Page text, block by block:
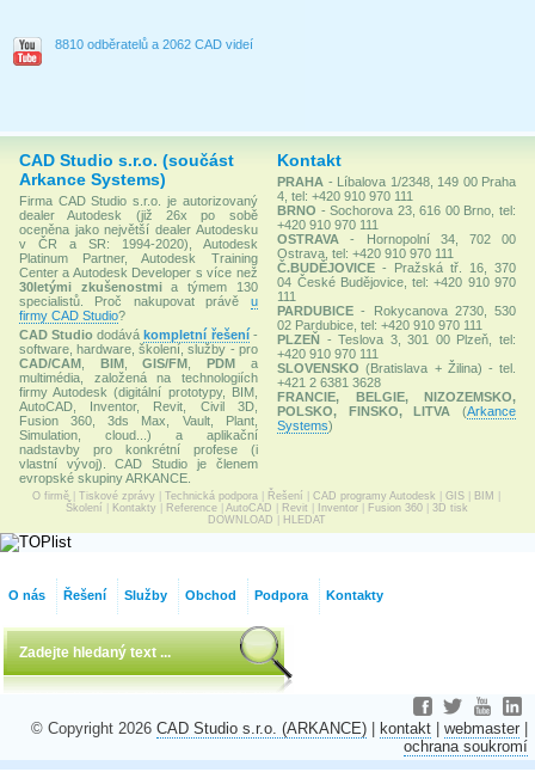
8810 odběratelů a 2062 CAD videí
CAD Studio s.r.o. (součást
Arkance Systems)
Firma CAD Studio s.r.o. je autorizovaný
dealer Autodesk (již 26x po sobě
oceněna jako největší dealer Autodesku
v ČR a SR: 1994-2020), Autodesk
Platinum Partner, Autodesk Training
Center a Autodesk Developer s více než
30letými zkušenostmia týmem 130
specialistů. Proč nakupovat právě u
firmy CAD Studio?
CAD Studio dodávákompletní řešení-
software, hardware, školení, služby - pro
CAD/CAM
BIM,GIS/FM ,PDM a
multimédia, založená na technologiích
firmy Autodesk (digitální prototypy, BIM,
AutoCAD, Inventor, Revit, Civil 3D,
Fusion 360, 3ds Max, Vault, Plant,
Simulation, cloud...) a aplikační
nadstavby pro konkrétní profese (i
vlastní vývoj). CAD Studio je členem
evropské skupiny ARKANCE.
Kontakt
PRAHA - Líbalova 1/2348, 149 00 Praha
4, tel: +420 910 970 111
BRNO - Sochorova 23, 616 00 Brno, tel:
+420 910 970 111
OSTRAVA
- Hornopolní 34, 702 00
Ostrava, tel: +420 910 970 111
Č.BUDĚJOVICE - Pražská tř. 16, 370
04 České Budějovice, tel: +420 910 970
111
PARDUBICE - Rokycanova 2730, 530
02 Pardubice, tel: +420 910 970 111
PLZEŇ - Teslova 3, 301 00 Plzeň, tel:
+420 910 970 111
SLOVENSKO (Bratislava + Žilina) - tel.
+421 2 6381 3628
FRANCIE, BELGIE, NIZOZEMSKO,
POLSKO, FINSKO, LITVA
(Arkance
Systems)
O firmě Tiskové zprávy Technická podpora Řešení CAD programy Autodesk GIS BIM
Školení
Kontakty Reference| AutoCAD Revit Inventor| Fusion 360| 3D tisk
DOWNLOAD
HLEDAT
O nás Řešení Služby Obchod Podpora Kontakty
© Copyright 2026 CAD Studio s.r.o. (ARKANCE) kontakt webmaster
ochrana soukromí